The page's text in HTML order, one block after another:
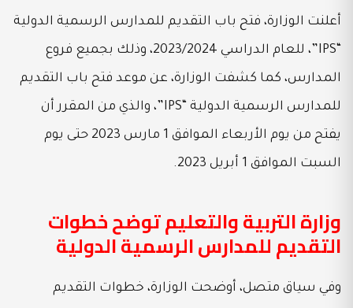
أعلنت الوزارة، فتح باب التقديم للمدارس الرسمية الدولية
“IPS”، للعام الدراسي 2023/2024، وذلك بجميع فروع
المدارس، كما كشفت الوزارة، عن موعد فتح باب التقديم
للمدارس الرسمية الدولية “IPS”، والذي من المقرر أن
يفتح من يوم الأربعاء الموافق 1 مارس 2023 حتى يوم
السبت الموافق 1 أبريل 2023.
وزارة التربية والتعليم توضح خطوات
التقديم للمدارس الرسمية الدولية
وفي سياق متصل، أوضحت الوزارة، خطوات التقديم